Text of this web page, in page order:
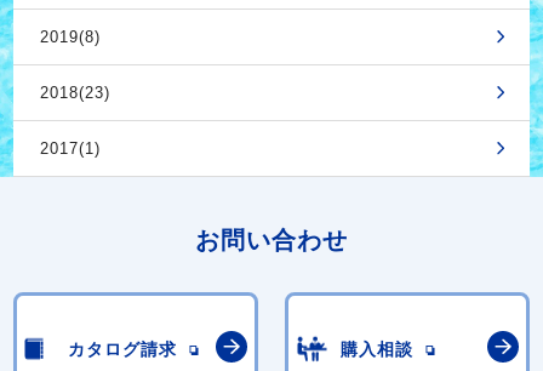
2019(8)
2018(23)
2017(1)
お問い合わせ
カタログ請求 購入相談